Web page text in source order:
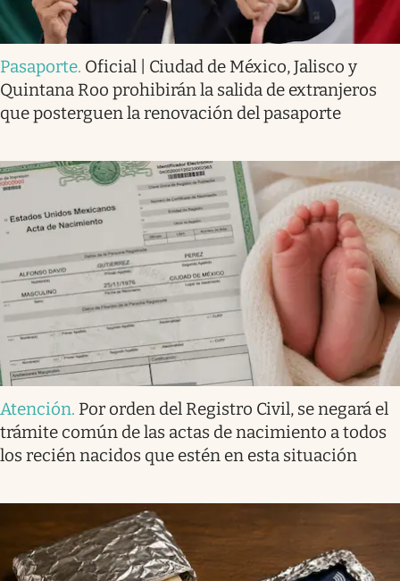
Pasaporte. Oficial | Ciudad de México, Jalisco y
Quintana Roo prohibirán la salida de extranjeros
que posterguen la renovación del pasaporte
Atención. Por orden del Registro Civil, se negará el
trámite común de las actas de nacimiento a todos
los recién nacidos que estén en esta situación